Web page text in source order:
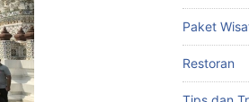
Paket
Restoran